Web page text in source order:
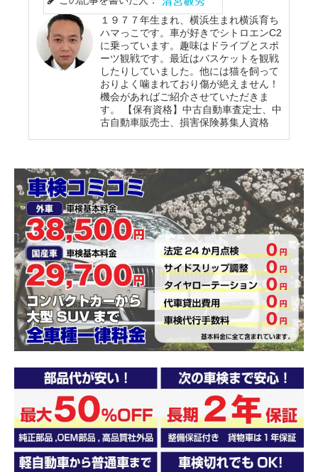
１９７７年生まれ、横浜生まれ横浜育ち
ハマっこです。車が好きでシトロエンC2
に乗っています。趣味はドライブとスポ
ーツ観戦です。最近はバスケットを観戦
したりしていました。他には猫を飼って
おりよく噛まれており傷が絶えません！
機会があればご紹介させていただきま
す。 【保有資格】中古自動車査定士、中
古自動車販売士、損害保険募集人資格